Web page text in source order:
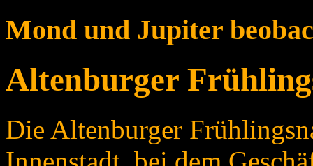
Mond und Jupiter
Altenburger
Die Altenburger